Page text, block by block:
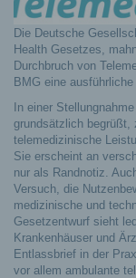
Die Deutsche
Health Gesetzes,
Durchbruch von
BMG eine
In einer
grundsätzlich begrüßt,
telemedizinische
Sie erscheint an
nur als Randnotiz.
Versuch, die
medizinische und
Gesetzentwurf sieht
Krankenhäuser und
Entlassbrief in der
vor allem ambulante